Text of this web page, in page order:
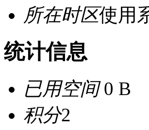
所在时区使用
统计信息
已用空间0 B
积分2